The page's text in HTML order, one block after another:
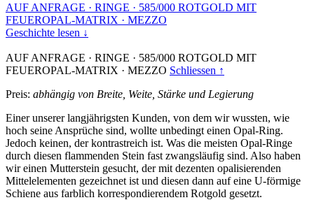
AUF ANFRAGE · RINGE · 585/000 ROTGOLD MIT
FEUEROPAL-MATRIX · MEZZO
Geschichte lesen ↓
AUF ANFRAGE · RINGE · 585/000 ROTGOLD MIT
FEUEROPAL-MATRIX · MEZZO Schliessen ↑
Preis: abhängig von Breite, Weite, Stärke und Legierung
Einer unserer langjährigsten Kunden, von dem wir wussten, wie
hoch seine Ansprüche sind, wollte unbedingt einen Opal-Ring.
Jedoch keinen, der kontrastreich ist. Was die meisten Opal-Ringe
durch diesen flammenden Stein fast zwangsläufig sind. Also haben
wir einen Mutterstein gesucht, der mit dezenten opalisierenden
Mittelelementen gezeichnet ist und diesen dann auf eine U-förmige
Schiene aus farblich korrespondierendem Rotgold gesetzt.